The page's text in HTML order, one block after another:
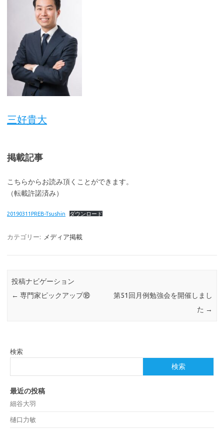
三好貴大
掲載記事
こちらからお読み頂くことができます。
（転載許諾済み）
20190311PREB-Tsushin ダウンロード
カテゴリー: メディア掲載
投稿ナビゲーション
← 専門家ピックアップ⑱
第51回月例勉強会を開催しまし
た →
検索
検索
最近の投稿
細谷大羽
樋口力敏